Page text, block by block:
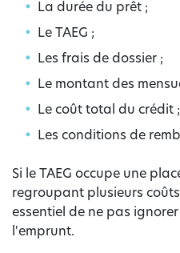
La durée du prêt ;
Le TAEG ;
Les frais de dossier ;
Le montant des
Le coût total du crédit ;
Les conditions de
Si le TAEG occupe une
regroupant plusieurs
essentiel de ne pas
l'emprunt.